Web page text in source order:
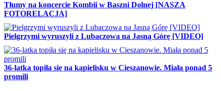
Tłumy na koncercie Kombii w Baszni Dolnej [NASZA
FOTORELACJA]
Pielgrzymi wyruszyli z Lubaczowa na Jasną Górę [VIDEO]
36-latka topiła się na kąpielisku w Cieszanowie. Miała ponad 5
promili